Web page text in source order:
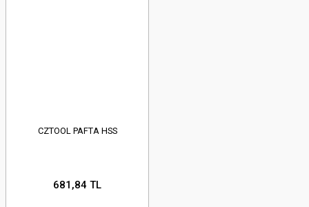
CZTOOL PAFTA HSS
681,84 TL